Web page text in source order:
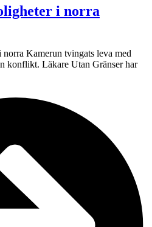
i norra
Kamerun tvingats leva med
konflikt. Läkare Utan Gränser har